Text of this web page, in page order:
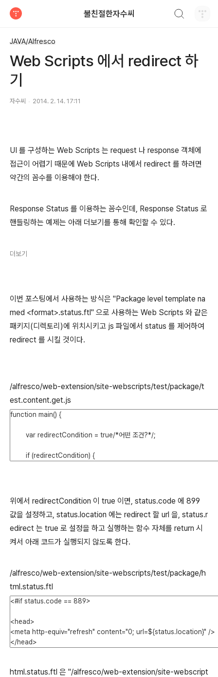
불친절한자수씨
JAVA/Alfresco
Web Scripts 에서 redirect 하
기
자수씨 2014. 2. 14. 17:11
UI 를 구성하는 Web Scripts 는 request 나 response 객체에
접근이 어렵기 때문에 Web Scripts 내에서 redirect 를 하려면
약간의 꼼수를 이용해야 한다.
Response Status 를 이용하는 꼼수인데, Response Status 로
핸들링하는 예제는 아래 더보기를 통해 확인할 수 있다.
더보기
이번 포스팅에서 사용하는 방식은 "Package level template na
med <format>.status.ftl" 으로 사용하는 Web Scripts 와 같은
패키지(디렉토리)에 위치시키고 js 파일에서 status 를 제어하여
redirect 를 시킬 것이다.
/alfresco/web-extension/site-webscripts/test/package/t
est.content.get.js
위에서 redirectCondition 이 true 이면, status.code 에 899
값을 설정하고, status.location 에는 redirect 할 url 을, status.r
edirect 는 true 로 설정을 하고 실행하는 함수 자체를 return 시
켜서 아래 코드가 실행되지 않도록 한다.
/alfresco/web-extension/site-webscripts/test/package/h
tml.status.ftl
html.status.ftl 은 "/alfresco/web-extension/site-webscript